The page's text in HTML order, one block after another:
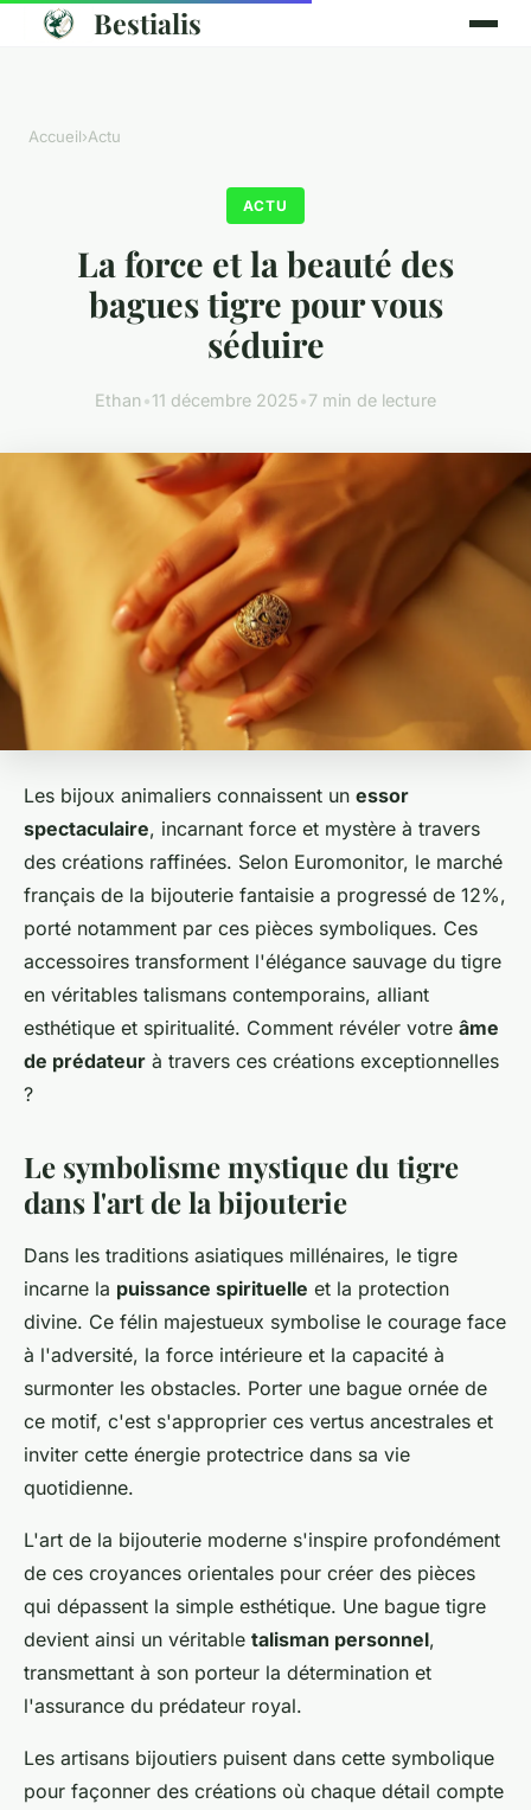
Bestialis
Accueil›Actu
ACTU
La force et la beauté des
bagues tigre pour vous
séduire
Ethan•11 décembre 2025•7 min de lecture
Les bijoux animaliers connaissent un essor
spectaculaire, incarnant force et mystère à travers
des créations raffinées. Selon Euromonitor, le marché
français de la bijouterie fantaisie a progressé de 12%,
porté notamment par ces pièces symboliques. Ces
accessoires transforment l'élégance sauvage du tigre
en véritables talismans contemporains, alliant
esthétique et spiritualité. Comment révéler votre âme
de prédateur à travers ces créations exceptionnelles
?
Le symbolisme mystique du tigre
dans l'art de la bijouterie
Dans les traditions asiatiques millénaires, le tigre
incarne la puissance spirituelle et la protection
divine. Ce félin majestueux symbolise le courage face
à l'adversité, la force intérieure et la capacité à
surmonter les obstacles. Porter une bague ornée de
ce motif, c'est s'approprier ces vertus ancestrales et
inviter cette énergie protectrice dans sa vie
quotidienne.
L'art de la bijouterie moderne s'inspire profondément
de ces croyances orientales pour créer des pièces
qui dépassent la simple esthétique. Une bague tigre
devient ainsi un véritable talisman personnel,
transmettant à son porteur la détermination et
l'assurance du prédateur royal.
Les artisans bijoutiers puisent dans cette symbolique
pour façonner des créations où chaque détail compte